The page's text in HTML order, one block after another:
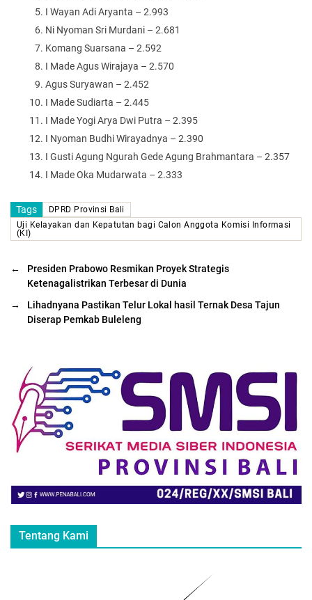
I Wayan Adi Aryanta – 2.993
Ni Nyoman Sri Murdani – 2.681
Komang Suarsana – 2.592
I Made Agus Wirajaya – 2.570
Agus Suryawan – 2.452
I Made Sudiarta – 2.445
I Made Yogi Arya Dwi Putra – 2.395
I Nyoman Budhi Wirayadnya – 2.390
I Gusti Agung Ngurah Gede Agung Brahmantara – 2.357
I Made Oka Mudarwata – 2.333
Tags
DPRD Provinsi Bali
Uji Kelayakan dan Kepatutan bagi Calon Anggota Komisi Informasi
(KI)
←
Presiden Prabowo Resmikan Proyek Strategis
Ketenagalistrikan Terbesar di Dunia
→
Lihadnyana Pastikan Telur Lokal hasil Ternak Desa Tajun
Diserap Pemkab Buleleng
Tentang Kami